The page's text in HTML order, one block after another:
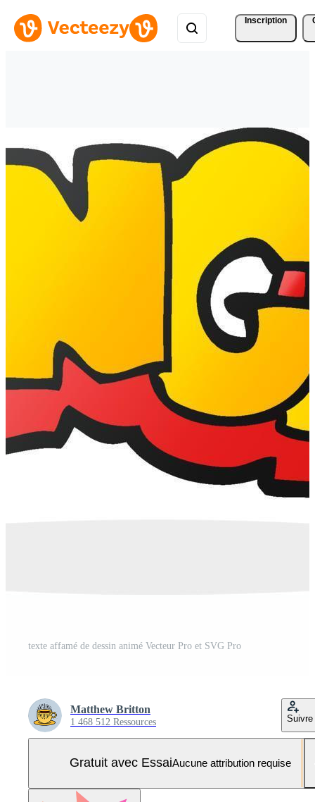
Inscription
texte affamé de dessin animé Vecteur Pro et SVG Pro
Matthew Britton
1 468 512 Ressources Suivre
Gratuit avec EssaiAucune attribution requise